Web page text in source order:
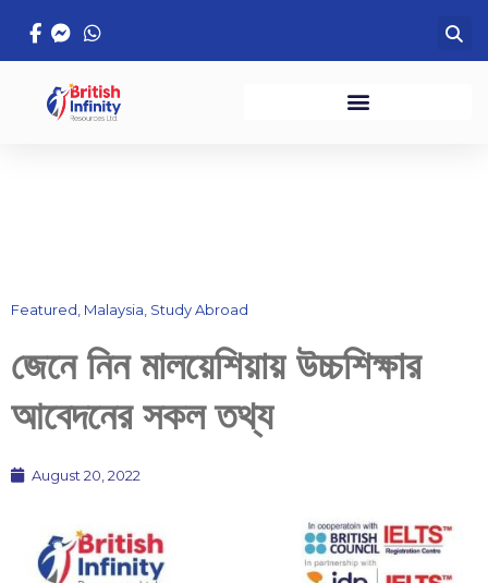
content
Featured Malaysia Study Abroad
জেনে নিন মালয়েশিয়ায় উচ্চশিক্ষার
আবেদনের সকল তথ্য
August 20, 2022